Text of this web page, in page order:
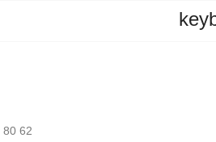
80 62